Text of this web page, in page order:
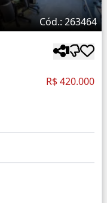
Cód.: 263464
R$ 420.000